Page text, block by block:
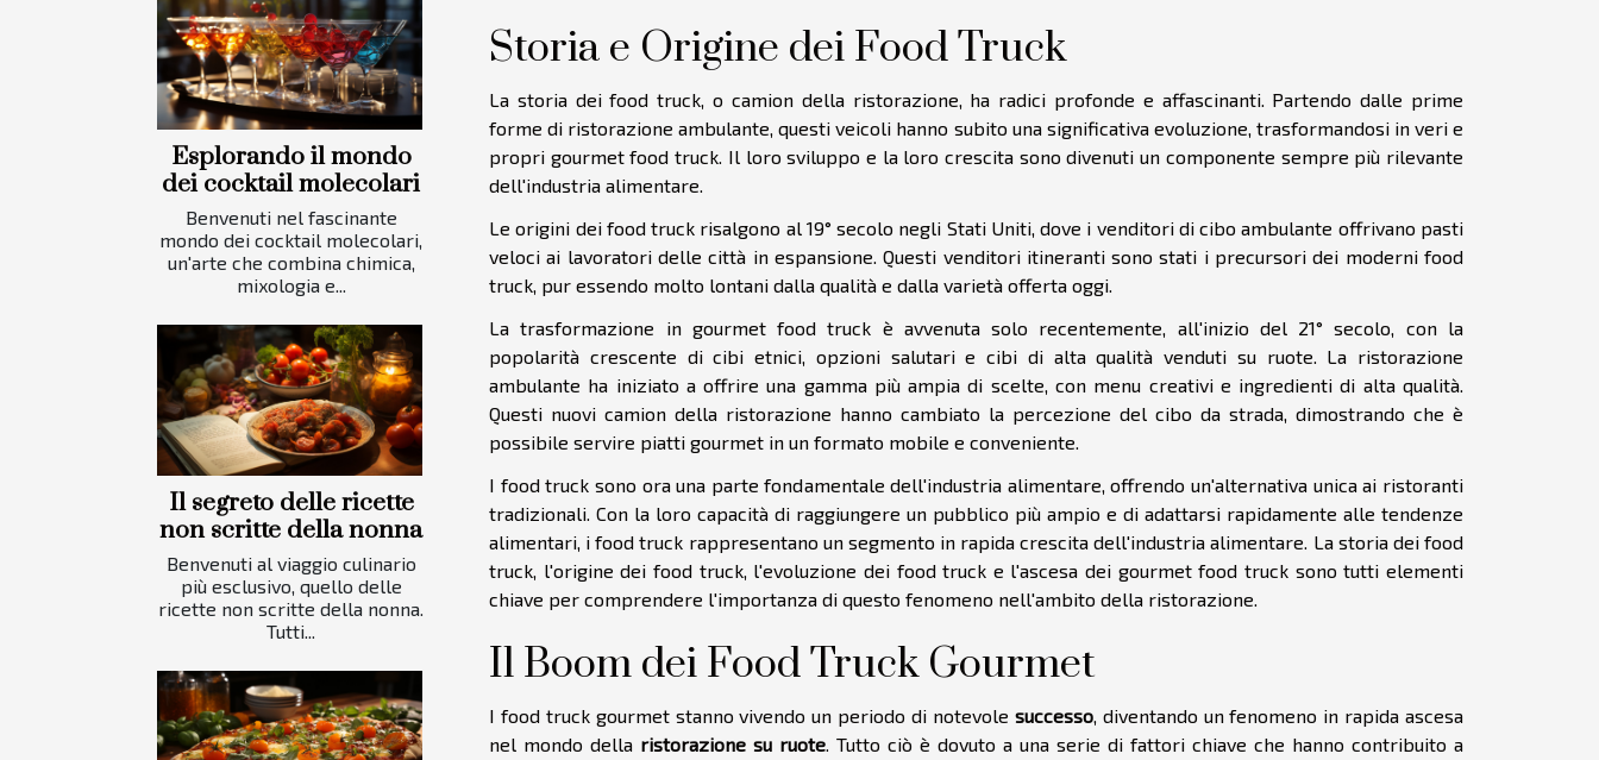
Esplorando il mondo
dei cocktail molecolari
Benvenuti nel fascinante
mondo dei cocktail molecolari,
un'arte che combina chimica,
mixologia e...
Il segreto delle ricette
non scritte della nonna
Benvenuti al viaggio culinario
più esclusivo, quello delle
ricette non scritte della nonna.
Tutti...
Storia e Origine dei Food Truck
La storia dei food truck, o camion della ristorazione, ha radici profonde e affascinanti. Partendo dalle prime
forme di ristorazione ambulante, questi veicoli hanno subito una significativa evoluzione, trasformandosi in veri e
propri gourmet food truck. Il loro sviluppo e la loro crescita sono divenuti un componente sempre più rilevante
dell'industria alimentare.
Le origini dei food truck risalgono al 19° secolo negli Stati Uniti, dove i venditori di cibo ambulante offrivano pasti
veloci ai lavoratori delle città in espansione. Questi venditori itineranti sono stati i precursori dei moderni food
truck, pur essendo molto lontani dalla qualità e dalla varietà offerta oggi.
La trasformazione in gourmet food truck è avvenuta solo recentemente, all'inizio del 21° secolo, con la
popolarità crescente di cibi etnici, opzioni salutari e cibi di alta qualità venduti su ruote. La ristorazione
ambulante ha iniziato a offrire una gamma più ampia di scelte, con menu creativi e ingredienti di alta qualità.
Questi nuovi camion della ristorazione hanno cambiato la percezione del cibo da strada, dimostrando che è
possibile servire piatti gourmet in un formato mobile e conveniente.
I food truck sono ora una parte fondamentale dell'industria alimentare, offrendo un'alternativa unica ai ristoranti
tradizionali. Con la loro capacità di raggiungere un pubblico più ampio e di adattarsi rapidamente alle tendenze
alimentari, i food truck rappresentano un segmento in rapida crescita dell'industria alimentare. La storia dei food
truck, l'origine dei food truck, l'evoluzione dei food truck e l'ascesa dei gourmet food truck sono tutti elementi
chiave per comprendere l'importanza di questo fenomeno nell'ambito della ristorazione.
Il Boom dei Food Truck Gourmet
I food truck gourmet stanno vivendo un periodo di notevole successo, diventando un fenomeno in rapida ascesa
nel mondo della ristorazione su ruote. Tutto ciò è dovuto a una serie di fattori chiave che hanno contribuito a